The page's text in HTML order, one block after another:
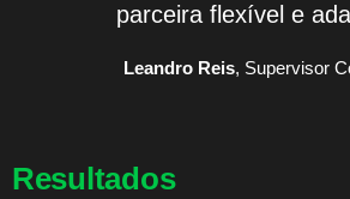
parceira flexível e
Leandro Reis, Supervisor
Resultados